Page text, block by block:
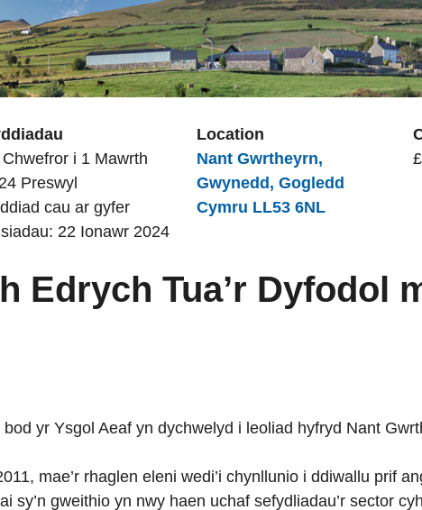
Chwefror i 1 Mawrth
Preswyl
cau ar gyfer
22 Ionawr 2024
Location
Nant Gwrtheyrn,
Gwynedd, Gogledd
Cymru LL53 6NL
Edrych Tua’r Dyfodol
yr Ysgol Aeaf yn dychwelyd i leoliad hyfryd Nant
mae’r rhaglen eleni wedi’i chynllunio i ddiwallu prif
sy’n gweithio yn nwy haen uchaf sefydliadau’r sector